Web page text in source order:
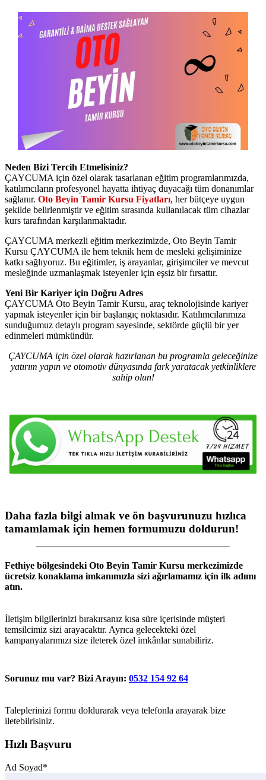
Neden Bizi Tercih Etmelisiniz?
ÇAYCUMA için özel olarak tasarlanan eğitim programlarımızda,
katılımcıların profesyonel hayatta ihtiyaç duyacağı tüm donanımlar
sağlanır. Oto Beyin Tamir Kursu Fiyatları, her bütçeye uygun
şekilde belirlenmiştir ve eğitim sırasında kullanılacak tüm cihazlar
kurs tarafından karşılanmaktadır.
ÇAYCUMA merkezli eğitim merkezimizde, Oto Beyin Tamir
Kursu ÇAYCUMA ile hem teknik hem de mesleki gelişiminize
katkı sağlıyoruz. Bu eğitimler, iş arayanlar, girişimciler ve mevcut
mesleğinde uzmanlaşmak isteyenler için eşsiz bir fırsattır.
Yeni Bir Kariyer için Doğru Adres
ÇAYCUMA Oto Beyin Tamir Kursu, araç teknolojisinde kariyer
yapmak isteyenler için bir başlangıç noktasıdır. Katılımcılarımıza
sunduğumuz detaylı program sayesinde, sektörde güçlü bir yer
edinmeleri mümkündür.
ÇAYCUMA için özel olarak hazırlanan bu programla geleceğinize
yatırım yapın ve otomotiv dünyasında fark yaratacak yetkinliklere
sahip olun!
Daha fazla bilgi almak ve ön başvurunuzu hızlıca
tamamlamak için hemen formumuzu doldurun!
Fethiye bölgesindeki Oto Beyin Tamir Kursu merkezimizde
ücretsiz konaklama imkanımızla sizi ağırlamamız için ilk adımı
atın.
İletişim bilgilerinizi bırakırsanız kısa süre içerisinde müşteri
temsilcimiz sizi arayacaktır. Ayrıca gelecekteki özel
kampanyalarımızı size ileterek özel imkânlar sunabiliriz.
Sorunuz mu var? Bizi Arayın: 0532 154 92 64
Taleplerinizi formu doldurarak veya telefonla arayarak bize
iletebilrisiniz.
Hızlı Başvuru
Ad Soyad*